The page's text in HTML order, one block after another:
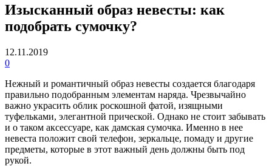
Изысканный образ невесты: как
подобрать сумочку?
12.11.2019
0
Нежный и романтичный образ невесты создается благодаря
правильно подобранным элементам наряда. Чрезвычайно
важно украсить облик роскошной фатой, изящными
туфельками, элегантной прической. Однако не стоит забывать
и о таком аксессуаре, как дамская сумочка. Именно в нее
невеста положит свой телефон, зеркальце, помаду и другие
предметы, которые в этот важный день должны быть под
рукой.